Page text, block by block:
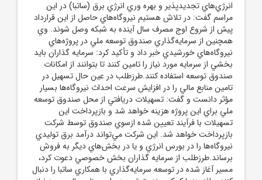
انرژي‌هاي تجديدپذير و بهره وري انرژي برق (ساتبا) در اين
مراسم گفت: در تلاش هستيم نيروگاه‌هاي حاصل از اين قرارداد
پيش از شروع اوج مصرف سال آينده به شبکه وصل شوند. وي
همچنين از سرمايه‌گذاري صندوق توسعه ملي در پروژه‌هاي
نيروگاه‌هاي خورشيدي خبر داد و تأکيد کرد: سرمايه گذاران بايد
بخشي از سرمايه مورد نياز را تامين کنند تا بتوانند از امکانات
صندوق توسعه استفاده کنند.طرزطلب در عين حال تسهيل در
تامين منابع مالي را در افزايش سرعت احداث نيروگاه‌ها بسيار
مؤثر دانست و گفت: تسهيلات دريافتي از محل صندوق توسعه
ملي براي اين پروژه هزينه خواهد شد و بازپرداخت اين
تسهيلات با فرآيند تعيين شده ازسوي صندوق توسط شرکت
بازپرداخت خواهد شد. اين شرکت مي‌تواند درآمد برق توليدي
نيروگاه‌ها را در بورس انرژي و يا در بخش‌هاي ديگر به فروش
برساند.طرزطلب از سرمايه گذاران بخش خصوصي دعوت کرد،
مسير آغاز شده در توسعه سرمايه‌گذاري با همکاري ساتبا را دنبال